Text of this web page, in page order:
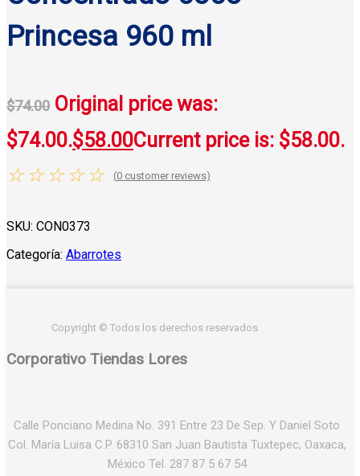
Princesa 960 ml
$74.00 Original price was:
$74.00.$58.00Current price is: $58.00.
☆ ☆ ☆ ☆ ☆ (0 customer reviews)
SKU: CON0373
Categoría: Abarrotes
Copyright © Todos los derechos reservados
Corporativo Tiendas Lores
Calle Ponciano Medina No. 391 Entre 23 De Sep. Y Daniel Soto
Col. María Luisa C.P. 68310 San Juan Bautista Tuxtepec, Oaxaca,
México Tel. 287 87 5 67 54